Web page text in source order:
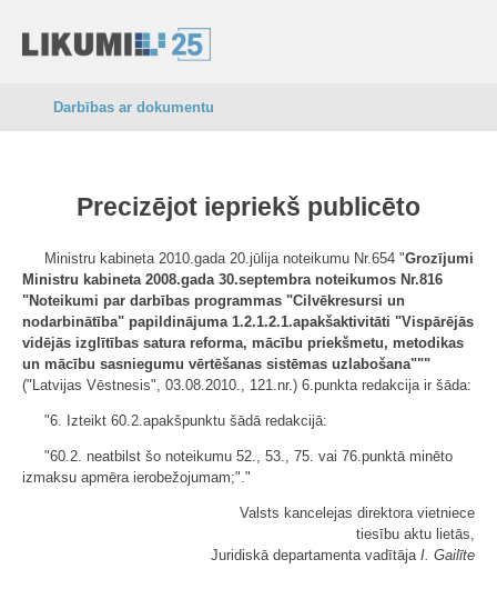
Darbības ar dokumentu
Precizējot iepriekš publicēto
Ministru kabineta 2010.gada 20.jūlija noteikumu Nr.654 "Grozījumi
Ministru kabineta 2008.gada 30.septembra noteikumos Nr.816
"Noteikumi par darbības programmas "Cilvēkresursi un
nodarbinātība" papildinājuma 1.2.1.2.1.apakšaktivitāti "Vispārējās
vidējās izglītības satura reforma, mācību priekšmetu, metodikas
un mācību sasniegumu vērtēšanas sistēmas uzlabošana"""
("Latvijas Vēstnesis", 03.08.2010., 121.nr.) 6.punkta redakcija ir šāda:
"6. Izteikt 60.2.apakšpunktu šādā redakcijā:
"60.2. neatbilst šo noteikumu 52., 53., 75. vai 76.punktā minēto
izmaksu apmēra ierobežojumam;"."
Valsts kancelejas direktora vietniece
tiesību aktu lietās,
Juridiskā departamenta vadītāja I. Gailīte